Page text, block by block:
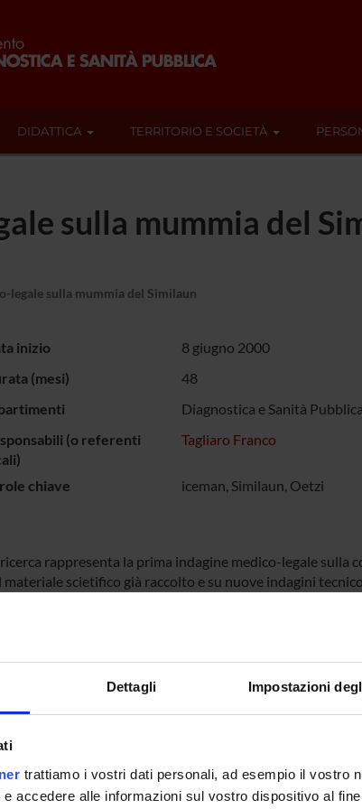
Dettagli Impostazioni
trattiamo i vostri dati personali, ad esempio il vostro
accedere alle informazioni sul vostro dispositivo al
DIDATTICA TERRITORIO E SOCIETÀ
sulla mummia del
legale sulla mummia del Similaun
inizio
8 giugno 2000
(mesi)
48
Diagnostica e Sanità Pubblica
(o referenti
Tagliaro Franco
chiave iceman, Similaun, Oetzi
rappresenta la prima indagine medico-legale sulla
materiale scietifico già raccolto e su nuove indagini
Bortolotti Professore ordinario